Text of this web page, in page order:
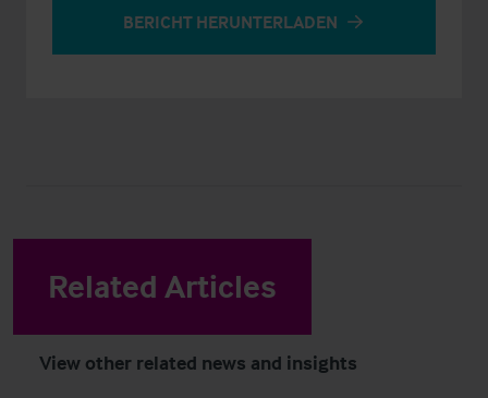
BERICHT HERUNTERLADEN
Related Articles
View other related news and insights